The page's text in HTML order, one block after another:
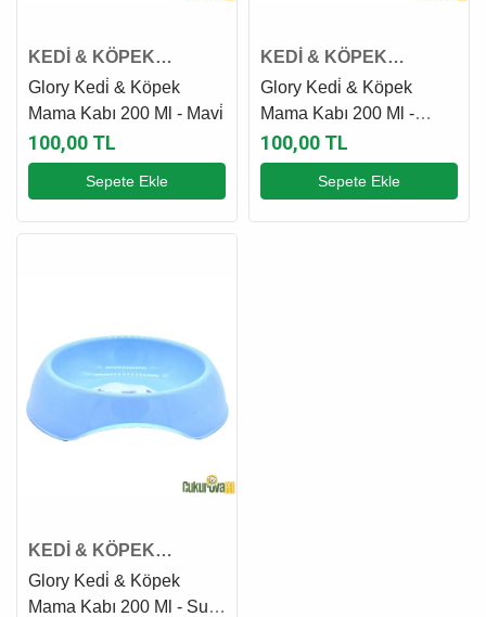
KEDİ & KÖPEK
PLASTİK MAMA VE SU
KABI
Glory Kedi̇ & Köpek
Mama Kabı 200 Ml - Mavi̇
100,00 TL
Sepete Ekle
KEDİ & KÖPEK
PLASTİK MAMA VE SU
KABI
Glory Kedi̇ & Köpek
Mama Kabı 200 Ml -
Turkuaz
100,00 TL
Sepete Ekle
KEDİ & KÖPEK
PLASTİK MAMA VE SU
KABI
Glory Kedi̇ & Köpek
Mama Kabı 200 Ml - Su